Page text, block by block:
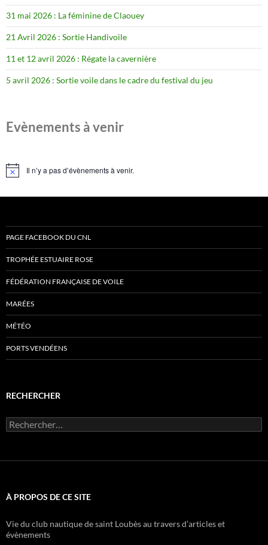
31 mai 2026 : La féminine de Claouey
21 Avril 2026 : Sortie Handivoile
11 et 12 avril 2026 : Régate la cavernière
5 avril 2026 : Sortie voile dans le cadre du festival du jeu
Evènements à venir
Notice Il n’y a pas d’évènements à venir.
PAGE FACEBOOK DU CNL
TROPHÉE ESTUAIRE ROSE
FÉDÉRATION FRANÇAISE DE VOILE
MARÉES
MÉTÉO
PORTS VENDÉENS
RECHERCHER
Rechercher :
À PROPOS DE CE SITE
Vie du club nautique de saint Loubès au travers d’articles et
évènements